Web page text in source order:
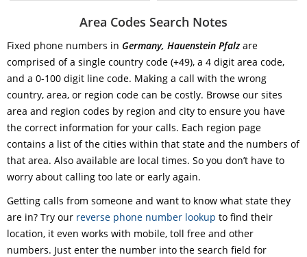
Area Codes Search Notes
Fixed phone numbers in Germany, Hauenstein Pfalzare
comprised of a single country code (+49), a 4 digit area code,
and a 0-100 digit line code. Making a call with the wrong
country, area, or region code can be costly. Browse our sites
area and region codes by region and city to ensure you have
the correct information for your calls. Each region page
contains a list of the cities within that state and the numbers of
that area. Also available are local times. So you don’t have to
worry about calling too late or early again.
Getting calls from someone and want to know what state they
are in? Try our reverse phone number lookup to find their
location, it even works with mobile, toll free and other
numbers. Just enter the number into the search field for